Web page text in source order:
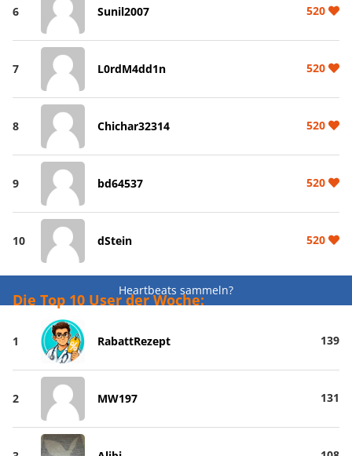
6 Sunil2007 520
7 L0rdM4dd1n 520
8 Chichar32314 520
9 bd64537 520
10 dStein 520
Heartbeats sammeln?
Die Top 10 User der Woche:
1 RabattRezept 139
2 MW197 131